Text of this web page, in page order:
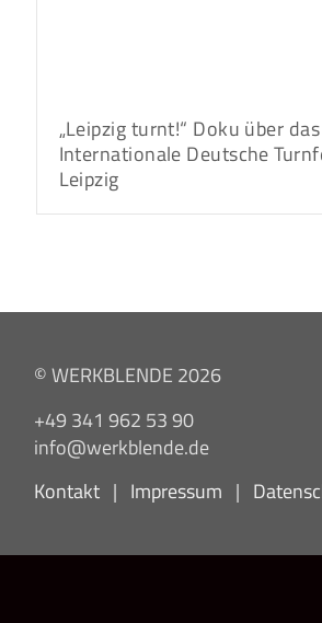
„Leipzig turnt!“ Doku über das
Internationale Deutsche
Leipzig
© WERKBLENDE 2026
+49 341 962 53 90
info@werkblende.de
Kontakt | Impressum |